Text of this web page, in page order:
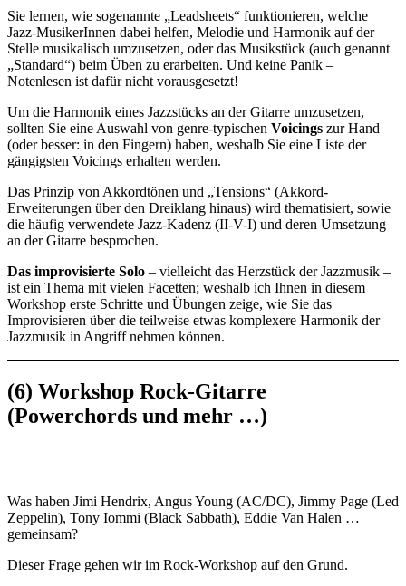
Sie lernen, wie sogenannte „Leadsheets“ funktionieren, welche
Jazz-MusikerInnen dabei helfen, Melodie und Harmonik auf der
Stelle musikalisch umzusetzen, oder das Musikstück (auch genannt
„Standard“) beim Üben zu erarbeiten. Und keine Panik –
Notenlesen ist dafür nicht vorausgesetzt!
Um die Harmonik eines Jazzstücks an der Gitarre umzusetzen,
sollten Sie eine Auswahl von genre-typischen Voicings zur Hand
(oder besser: in den Fingern) haben, weshalb Sie eine Liste der
gängigsten Voicings erhalten werden.
Das Prinzip von Akkordtönen und „Tensions“ (Akkord-
Erweiterungen über den Dreiklang hinaus) wird thematisiert, sowie
die häufig verwendete Jazz-Kadenz (II-V-I) und deren Umsetzung
an der Gitarre besprochen.
Das improvisierte Solo – vielleicht das Herzstück der Jazzmusik –
ist ein Thema mit vielen Facetten; weshalb ich Ihnen in diesem
Workshop erste Schritte und Übungen zeige, wie Sie das
Improvisieren über die teilweise etwas komplexere Harmonik der
Jazzmusik in Angriff nehmen können.
(6) Workshop Rock-Gitarre
(Powerchords und mehr …)
Was haben Jimi Hendrix, Angus Young (AC/DC), Jimmy Page (Led
Zeppelin), Tony Iommi (Black Sabbath), Eddie Van Halen …
gemeinsam?
Dieser Frage gehen wir im Rock-Workshop auf den Grund.